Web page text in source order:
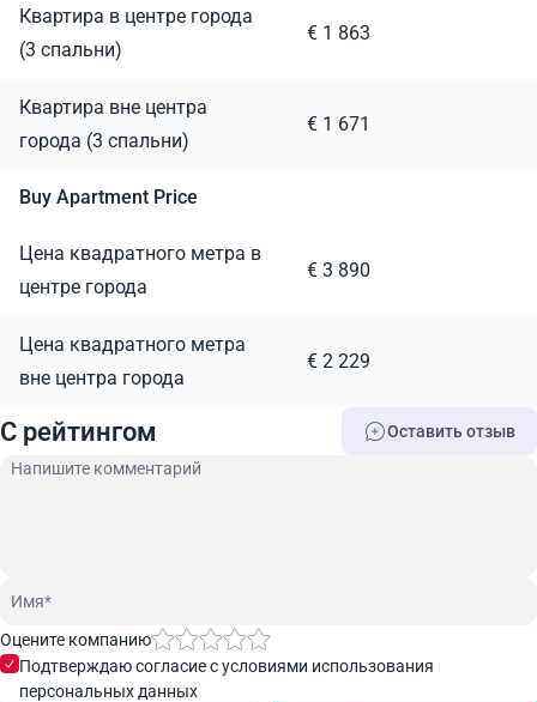
Квартира в центре города
(3 спальни)
€ 1 863
Квартира вне центра
города (3 спальни)
€ 1 671
Buy Apartment Price
Цена квадратного метра в
центре города
€ 3 890
Цена квадратного метра
вне центра города
€ 2 229
C рейтингом Оставить отзыв
Оцените компанию
Подтверждаю согласие с условиями использования
персональных данных